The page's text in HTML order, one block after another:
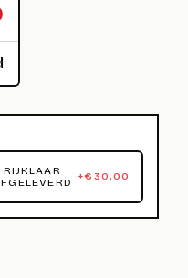
RIJKLAAR
+€ 30,00